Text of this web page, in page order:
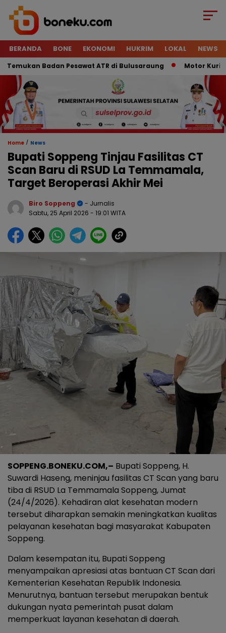
BERANDA BONE EKONOMI HUKRIM LOKAL NEWS
Badan Pesawat ATR di Bulusaraung Motor Kurir Raib
Home / News
Bupati Soppeng Tinjau Fasilitas CT
Scan Baru di RSUD La Temmamala,
Target Beroperasi Akhir Mei
Biro Soppeng
- Jurnalis
Sabtu, 25 April 2026 - 19:01 WITA
SOPPENG.BONEKU.COM,– Bupati Soppeng, H.
Suwardi Haseng, meninjau fasilitas CT Scan yang baru
tiba di RSUD La Temmamala Soppeng, Jumat
(24/4/2026). Kehadiran alat kesehatan modern
tersebut diharapkan semakin meningkatkan kualitas
pelayanan kesehatan bagi masyarakat Kabupaten
Soppeng.
Dalam kesempatan itu, Bupati Soppeng
menyampaikan apresiasi atas bantuan CT Scan dari
Kementerian Kesehatan Republik Indonesia.
Menurutnya, bantuan tersebut merupakan bentuk
dukungan nyata pemerintah pusat dalam
memperkuat layanan kesehatan di daerah.